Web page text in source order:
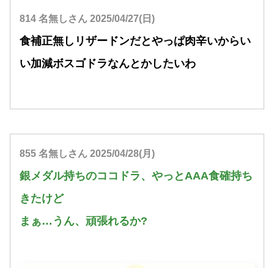
814 名無しさん 2025/04/27(日)
食補正無しリザードンだとやっぱ肉辛いからい
い加減ボスゴドラなんとかしたいわ
855 名無しさん 2025/04/28(月)
銀メダル持ちのココドラ、やっとAAA食確持ち
きたけど
まぁ…うん、頑張れるか?